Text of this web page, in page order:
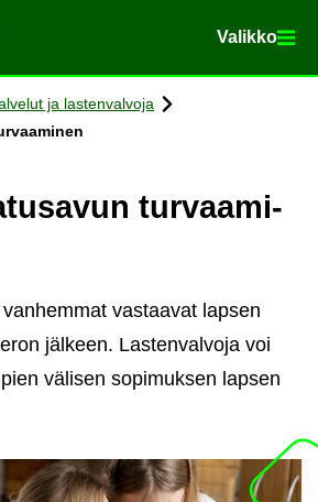
Va­lik­ko
Va­lik­ko
ja las­ten­val­vo­ja
tur­vaa­mi­
vastaavat lapsen
jälkeen. Lastenvalvoja voi
välisen sopimuksen lapsen